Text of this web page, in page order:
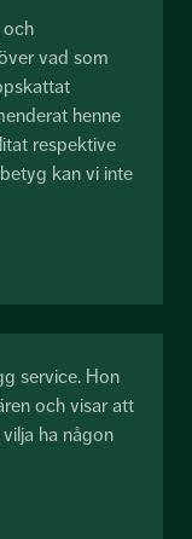
och
vad som
henne
respektive
kan vi inte
service. Hon
och visar att
ha någon